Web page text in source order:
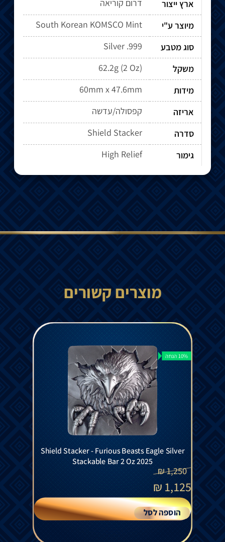
ארץ ייצור
דרום קוריאה
מיוצר ע"י
South Korean KOMSCO Mint
סוג מטבע
Silver .999
משקל
62.2g (2 Oz)
מידות
60mm x 47.6mm
אריזה
קפסולה/עדשה
סדרה
Shield Stacker
גימור
High Relief
מוצרים קשורים
10% הנחה
Shield Stacker - Furious Beasts Eagle Silver
Stackable Bar 2 Oz 2025
1,250
₪
1,125
₪
הוספה לסל